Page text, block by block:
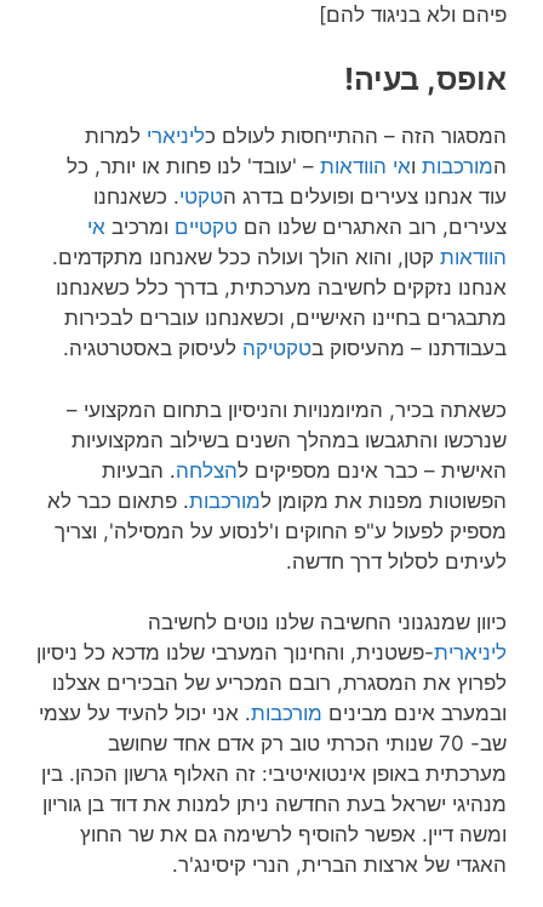
פיהם ולא בניגוד להם]
אופס, בעיה!
המסגור הזה – ההתייחסות לעולם כליניארי למרות
המורכבות ואי הוודאות – 'עובד' לנו פחות או יותר, כל
עוד אנחנו צעירים ופועלים בדרג הטקטי. כשאנחנו
צעירים, רוב האתגרים שלנו הם טקטיים ומרכיב אי
הוודאות קטן, והוא הולך ועולה ככל שאנחנו מתקדמים.
אנחנו נזקקים לחשיבה מערכתית, בדרך כלל כשאנחנו
מתבגרים בחיינו האישיים, וכשאנחנו עוברים לבכירות
בעבודתנו – מהעיסוק בטקטיקה לעיסוק באסטרטגיה.
כשאתה בכיר, המיומנויות והניסיון בתחום המקצועי –
שנרכשו והתגבשו במהלך השנים בשילוב המקצועיות
האישית – כבר אינם מספיקים להצלחה. הבעיות
הפשוטות מפנות את מקומן למורכבות. פתאום כבר לא
מספיק לפעול ע"פ החוקים ו'לנסוע על המסילה', וצריך
לעיתים לסלול דרך חדשה.
כיוון שמנגנוני החשיבה שלנו נוטים לחשיבה
ליניארית-פשטנית, והחינוך המערבי שלנו מדכא כל ניסיון
לפרוץ את המסגרת, רובם המכריע של הבכירים אצלנו
ובמערב אינם מבינים מורכבות. אני יכול להעיד על עצמי
שב- 70 שנותי הכרתי טוב רק אדם אחד שחושב
מערכתית באופן אינטואיטיבי: זה האלוף גרשון הכהן. בין
מנהיגי ישראל בעת החדשה ניתן למנות את דוד בן גוריון
ומשה דיין. אפשר להוסיף לרשימה גם את שר החוץ
האגדי של ארצות הברית, הנרי קיסינג'ר.